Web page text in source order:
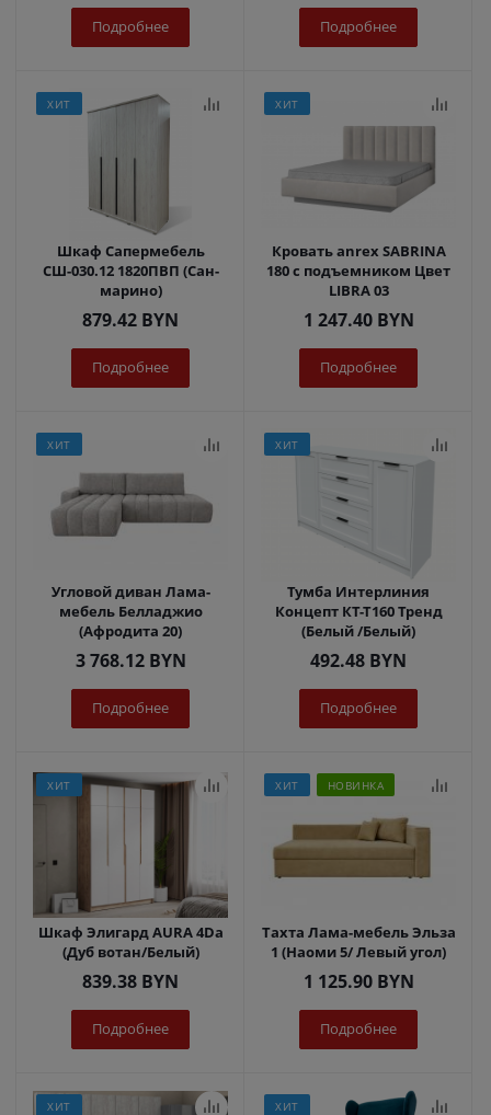
Подробнее Подробнее
ХИТ
Шкаф Сапермебель
СШ-030.12 1820ПВП (Сан-
марино)
879.42 BYN
Подробнее
ХИТ
Кровать anrex SABRINA
180 с подъемником Цвет
LIBRA 03
1 247.40BYN
Подробнее
ХИТ
Угловой диван Лама-
мебель Белладжио
(Афродита 20)
3 768.12BYN
Подробнее
ХИТ
Тумба Интерлиния
Концепт КТ-Т160 Тренд
(Белый /Белый)
492.48 BYN
Подробнее
ХИТ
Шкаф Элигард AURA 4Dа
(Дуб вотан/Белый)
839.38 BYN
Подробнее
ХИТ НОВИНКА
Тахта Лама-мебель Эльза
1 (Наоми 5/ Левый угол)
1 125.90BYN
Подробнее
ХИТ ХИТ